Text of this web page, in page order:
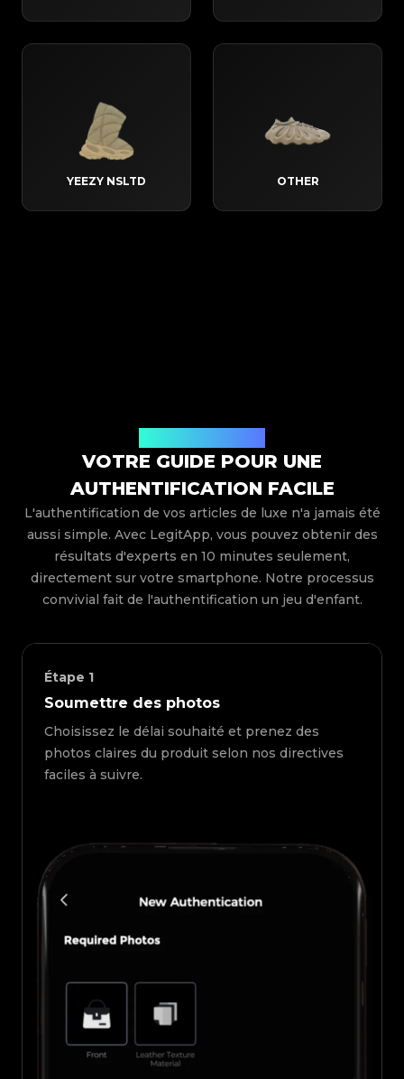
YEEZY NSLTD OTHER
VOTRE GUIDE POUR UNE
AUTHENTIFICATION FACILE
L'authentification de vos articles de luxe n'a jamais été
aussi simple. Avec LegitApp, vous pouvez obtenir des
résultats d'experts en 10 minutes seulement,
directement sur votre smartphone. Notre processus
convivial fait de l'authentification un jeu d'enfant.
Étape 1
Soumettre des photos
Choisissez le délai souhaité et prenez des
photos claires du produit selon nos directives
faciles à suivre.